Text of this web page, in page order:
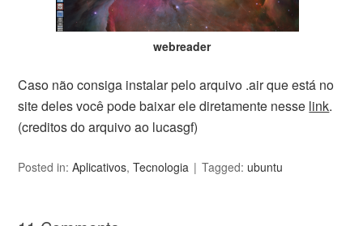
webreader
Caso não consiga instalar pelo arquivo .air que está no
site deles você pode baixar ele diretamente nesse link.
(creditos do arquivo ao lucasgf)
Posted in:Aplicativos,Tecnologia Tagged: ubuntu